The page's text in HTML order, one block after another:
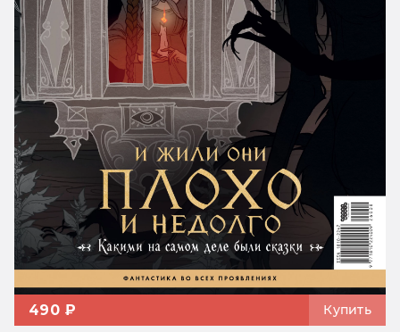
490 ₽ Купить